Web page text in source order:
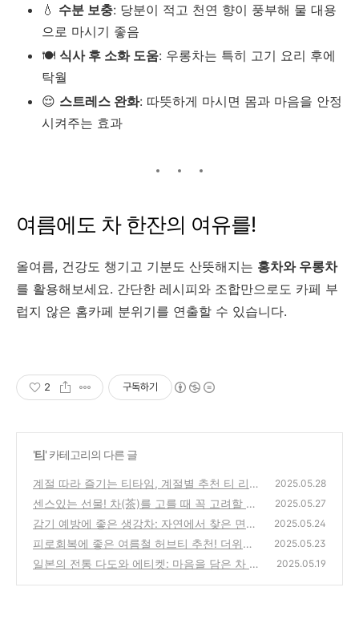
💧 수분 보충: 당분이 적고 천연 향이 풍부해 물 대용
으로 마시기 좋음
🍽️ 식사 후 소화 도움: 우롱차는 특히 고기 요리 후에
탁월
😌 스트레스 완화: 따뜻하게 마시면 몸과 마음을 안정
시켜주는 효과
여름에도 차 한잔의 여유를!
올여름, 건강도 챙기고 기분도 산뜻해지는 홍차와 우롱차
를 활용해보세요. 간단한 레시피와 조합만으로도 카페 부
럽지 않은 홈카페 분위기를 연출할 수 있습니다.
2 구독하기
'티' 카테고리의 다른 글
계절 따라 즐기는 티타임, 계절별 추천 티 리스
트
(0)
2025.05.28
센스있는 선물! 차(茶)를 고를 때 꼭 고려할 포
인트 6가지
(0)
2025.05.27
감기 예방에 좋은 생강차: 자연에서 찾은 면역
력 비법
(0)
2025.05.24
피로회복에 좋은 여름철 허브티 추천! 더위에
지친 몸과 마음을 위한 자연의 처방
(0)
2025.05.23
일본의 전통 다도와 에티켓: 마음을 담은 차 한
2025.05.19